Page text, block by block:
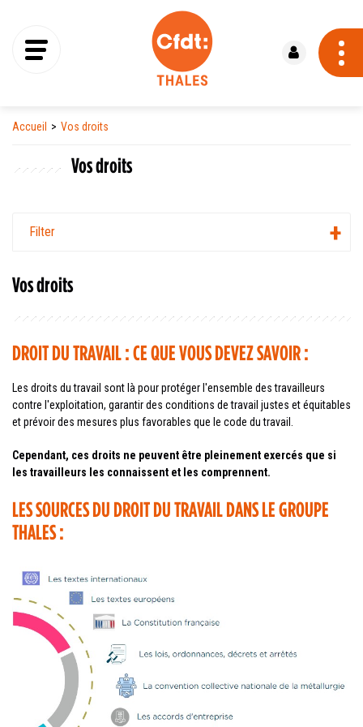
Accueil Vos droits
Vos droits
Filter
Vos droits
DROIT DU TRAVAIL : CE QUE VOUS DEVEZ SAVOIR :
Les droits du travail sont là pour protéger l'ensemble des travailleurs
contre l'exploitation, garantir des conditions de travail justes et équitables
et prévoir des mesures plus favorables que le code du travail.
Cependant, ces droits ne peuvent être pleinement exercés que si
les travailleurs les connaissent et les comprennent.
LES SOURCES DU DROIT DU TRAVAIL DANS LE GROUPE
THALES :